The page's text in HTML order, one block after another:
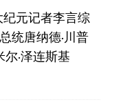
纪元记者李言综
统唐纳德·川普
尔·泽连斯基